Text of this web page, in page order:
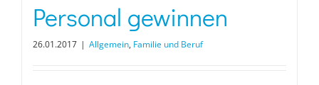
Personal gewinnen
26.01.2017 | Allgemein, Familie und Beruf